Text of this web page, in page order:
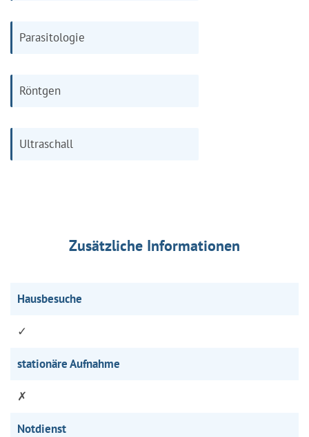
Parasitologie
Röntgen
Ultraschall
Zusätzliche Informationen
Hausbesuche
✓
stationäre Aufnahme
✗
Notdienst